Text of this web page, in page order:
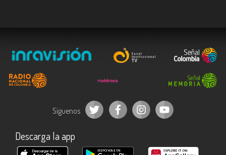
Síguenos
Descarga la app